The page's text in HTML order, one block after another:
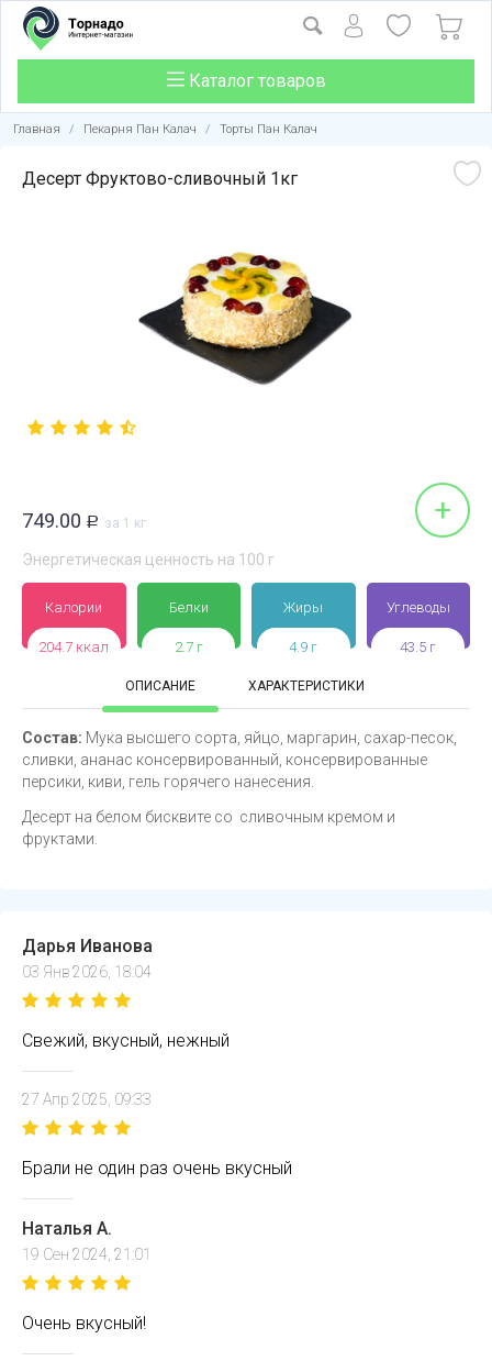
Каталог товаров
Главная / Пекарня Пан Калач / Торты Пан Калач
Десерт Фруктово-сливочный 1кг
749.00 Р за 1 кг +
Энергетическая ценность на 100 г
Калории
204.7 ккал
Белки
2.7 г
Жиры
4.9 г
Углеводы
43.5 г
ОПИСАНИЕ ХАРАКТЕРИСТИКИ
Состав: Мука высшего сорта, яйцо, маргарин, сахар-песок,
сливки, ананас консервированный, консервированные
персики, киви, гель горячего нанесения.
Десерт на белом бисквите со сливочным кремом и
фруктами.
Дарья Иванова
03 Янв 2026, 18:04
Свежий, вкусный, нежный
27 Апр 2025, 09:33
Брали не один раз очень вкусный
Наталья А.
19 Сен 2024, 21:01
Очень вкусный!